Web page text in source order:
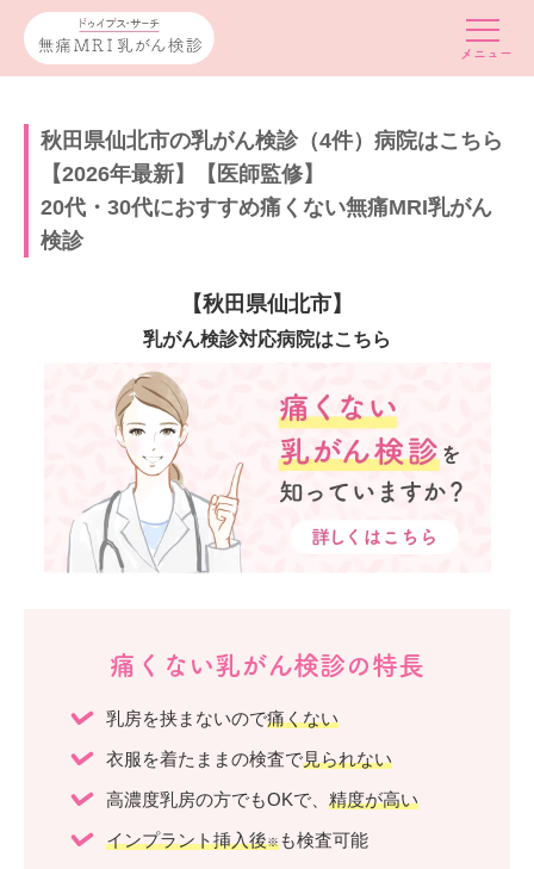
秋田県仙北市の乳がん検診（4件）病院はこちら
【2026年最新】【医師監修】
20代・30代におすすめ痛くない無痛MRI乳がん
検診
【秋田県仙北市】
乳がん検診対応病院はこちら
痛くない乳がん検診の特長
乳房を挟まないので痛くない
衣服を着たままの検査で見られない
高濃度乳房の方でもOKで、 精度が高い
インプラント挿入後※ も検査可能